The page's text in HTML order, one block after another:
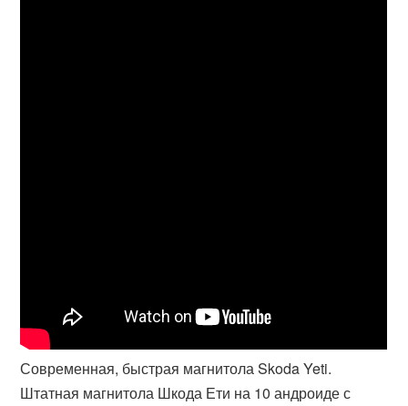
Современная, быстрая магнитола Skoda Yeti.
Штатная магнитола Шкода Ети на 10 андроиде с